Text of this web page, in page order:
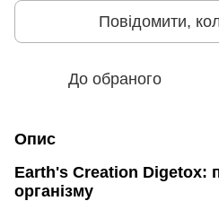
Повідомити,
До обраного
Опис
Earth's Creation Digetox:
організму